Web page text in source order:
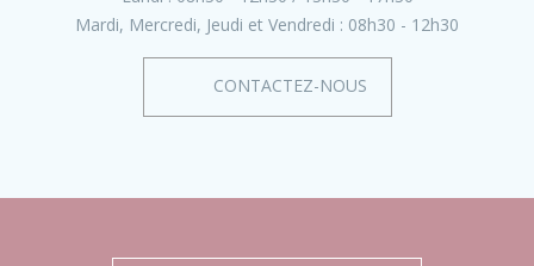
Mardi, Mercredi, Jeudi et Vendredi : 08h30 - 12h30
CONTACTEZ-NOUS